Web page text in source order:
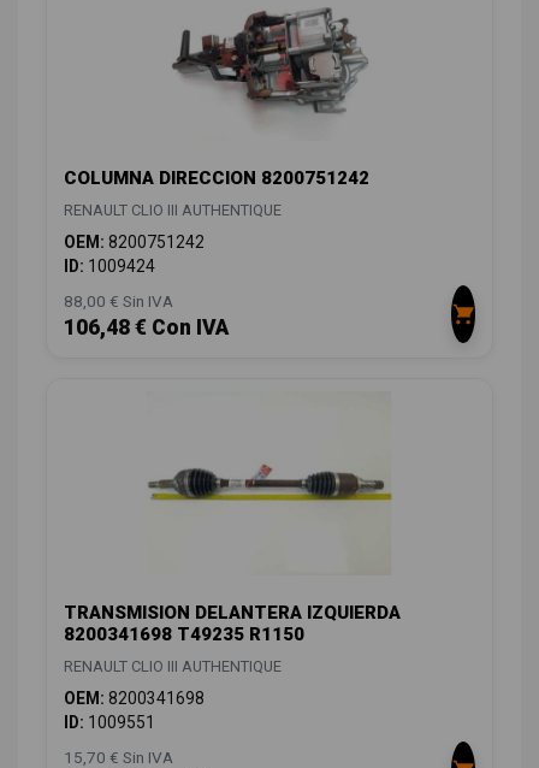
COLUMNA DIRECCION 8200751242
RENAULT CLIO III AUTHENTIQUE
OEM: 8200751242
ID: 1009424
88,00 € Sin IVA
106,48 € Con IVA
TRANSMISION DELANTERA IZQUIERDA
8200341698 T49235 R1150
RENAULT CLIO III AUTHENTIQUE
OEM: 8200341698
ID: 1009551
15,70 € Sin IVA